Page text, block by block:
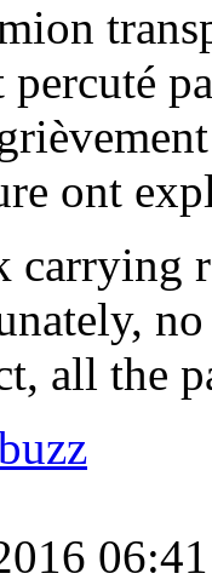
ont
carrying
all the
06:41